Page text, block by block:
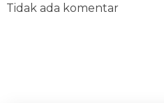
Tidak ada komentar